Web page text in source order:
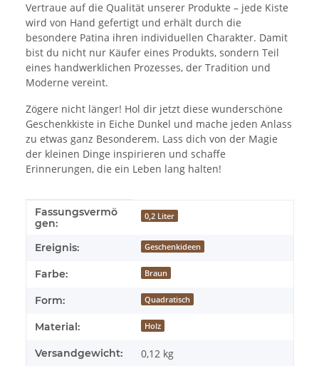
Vertraue auf die Qualität unserer Produkte – jede Kiste
wird von Hand gefertigt und erhält durch die
besondere Patina ihren individuellen Charakter. Damit
bist du nicht nur Käufer eines Produkts, sondern Teil
eines handwerklichen Prozesses, der Tradition und
Moderne vereint.
Zögere nicht länger! Hol dir jetzt diese wunderschöne
Geschenkkiste in Eiche Dunkel und mache jeden Anlass
zu etwas ganz Besonderem. Lass dich von der Magie
der kleinen Dinge inspirieren und schaffe
Erinnerungen, die ein Leben lang halten!
Produkteigenschaft
Wert
Fassungsvermö
gen:
0,2 Liter
Ereignis: Geschenkideen
Farbe: Braun
Form: Quadratisch
Material: Holz
Versandgewicht: 0,12 kg